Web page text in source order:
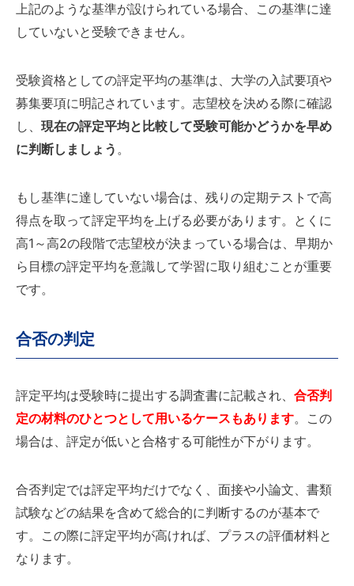
上記のような基準が設けられている場合、この基準に達
していないと受験できません。
受験資格としての評定平均の基準は、大学の入試要項や
募集要項に明記されています。志望校を決める際に確認
し、 現在の評定平均と比較して受験可能かどうかを早め
に判断しましょう 。
もし基準に達していない場合は、残りの定期テストで高
得点を取って評定平均を上げる必要があります。とくに
高1～高2の段階で志望校が決まっている場合は、早期か
ら目標の評定平均を意識して学習に取り組むことが重要
です。
合否の判定
評定平均は受験時に提出する調査書に記載され、 合否判
定の材料のひとつとして用いるケースもあります。この
場合は、評定が低いと合格する可能性が下がります。
合否判定では評定平均だけでなく、面接や小論文、書類
試験などの結果を含めて総合的に判断するのが基本で
す。この際に評定平均が高ければ、プラスの評価材料と
なります。